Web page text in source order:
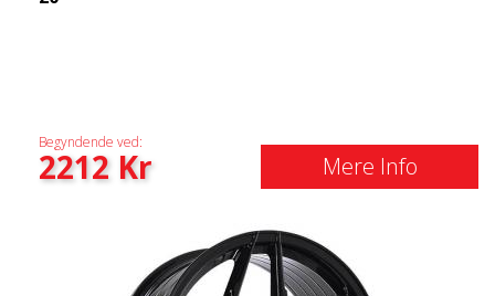
Begyndende ved:
2212Kr Mere Info